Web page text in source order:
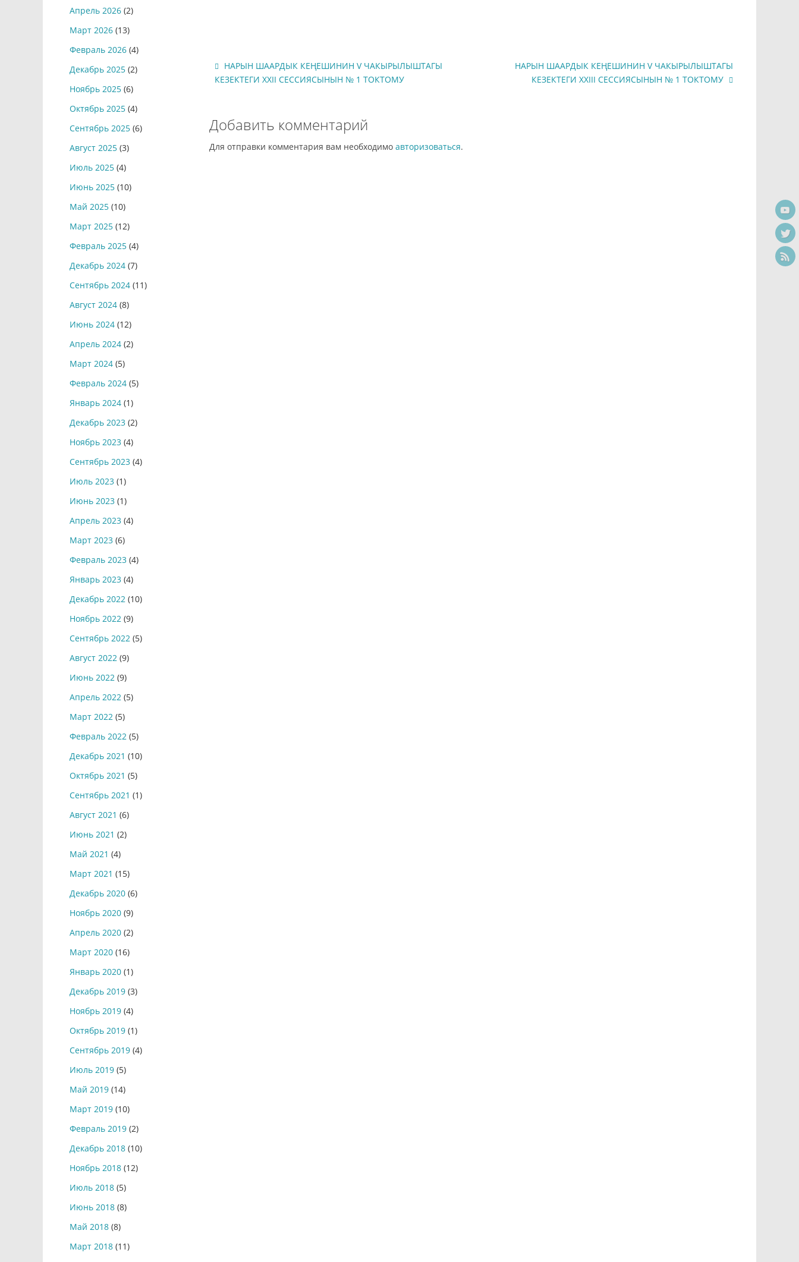
НАРЫН ШААРДЫК КЕҢЕШИНИН V ЧАКЫРЫЛЫШТАГЫ
КЕЗЕКТЕГИ ХXII СЕССИЯСЫНЫН № 1 ТОКТОМУ
НАРЫН ШААРДЫК КЕҢЕШИНИН V ЧАКЫРЫЛЫШТАГЫ
КЕЗЕКТЕГИ XXIII СЕССИЯСЫНЫН № 1 ТОКТОМУ
Добавить комментарий
Для отправки комментария вам необходимо авторизоваться.
Апрель 2026 (2)
Март 2026 (13)
Февраль 2026 (4)
Декабрь 2025 (2)
Ноябрь 2025 (6)
Октябрь 2025 (4)
Сентябрь 2025 (6)
Август 2025 (3)
Июль 2025 (4)
Июнь 2025 (10)
Май 2025 (10)
Март 2025 (12)
Февраль 2025 (4)
Декабрь 2024 (7)
Сентябрь 2024 (11)
Август 2024 (8)
Июнь 2024 (12)
Апрель 2024 (2)
Март 2024 (5)
Февраль 2024 (5)
Январь 2024 (1)
Декабрь 2023 (2)
Ноябрь 2023 (4)
Сентябрь 2023 (4)
Июль 2023 (1)
Июнь 2023 (1)
Апрель 2023 (4)
Март 2023 (6)
Февраль 2023 (4)
Январь 2023 (4)
Декабрь 2022 (10)
Ноябрь 2022 (9)
Сентябрь 2022 (5)
Август 2022 (9)
Июнь 2022 (9)
Апрель 2022 (5)
Март 2022 (5)
Февраль 2022 (5)
Декабрь 2021 (10)
Октябрь 2021 (5)
Сентябрь 2021 (1)
Август 2021 (6)
Июнь 2021 (2)
Май 2021 (4)
Март 2021 (15)
Декабрь 2020 (6)
Ноябрь 2020 (9)
Апрель 2020 (2)
Март 2020 (16)
Январь 2020 (1)
Декабрь 2019 (3)
Ноябрь 2019 (4)
Октябрь 2019 (1)
Сентябрь 2019 (4)
Июль 2019 (5)
Май 2019 (14)
Март 2019 (10)
Февраль 2019 (2)
Декабрь 2018 (10)
Ноябрь 2018 (12)
Июль 2018 (5)
Июнь 2018 (8)
Май 2018 (8)
Март 2018 (11)